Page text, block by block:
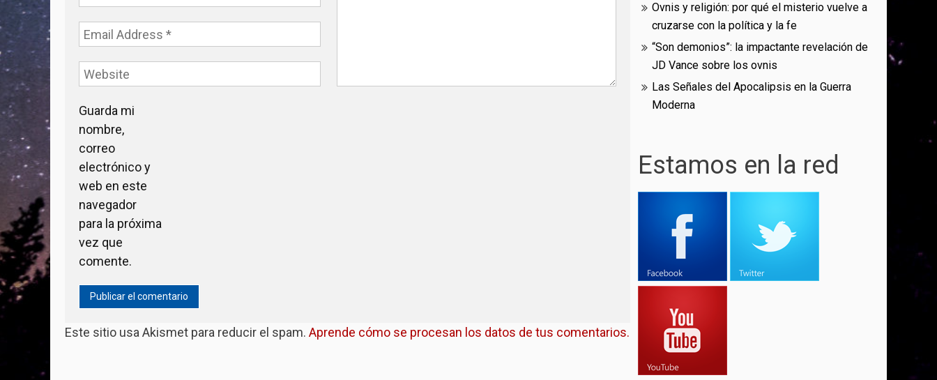
Guarda mi
nombre,
correo
electrónico y
web en este
navegador
para la próxima
vez que
comente.
Este sitio usa Akismet para reducir el spam. Aprende cómo se procesan los datos de tus comentarios.
Ovnis y religión: por qué el misterio vuelve a
cruzarse con la política y la fe
“Son demonios”: la impactante revelación de
JD Vance sobre los ovnis
Las Señales del Apocalipsis en la Guerra
Moderna
Estamos en la red